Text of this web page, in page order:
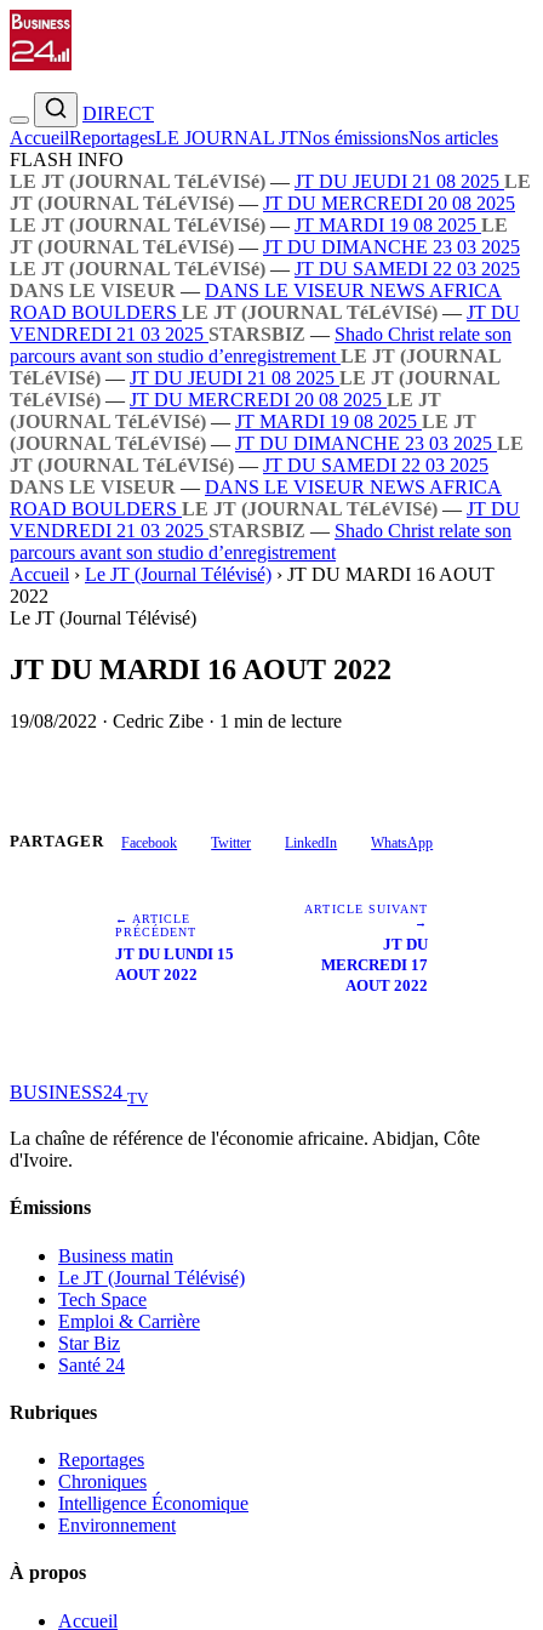
DIRECT
AccueilReportagesLE JOURNAL JTNos émissionsNos articles
FLASH INFO
LE JT (JOURNAL TéLéVISé) — JT DU JEUDI 21 08 2025 LE
JT (JOURNAL TéLéVISé) — JT DU MERCREDI 20 08 2025
LE JT (JOURNAL TéLéVISé) — JT MARDI 19 08 2025 LE
JT (JOURNAL TéLéVISé) — JT DU DIMANCHE 23 03 2025
LE JT (JOURNAL TéLéVISé) — JT DU SAMEDI 22 03 2025
DANS LE VISEUR — DANS LE VISEUR NEWS AFRICA
ROAD BOULDERS LE JT (JOURNAL TéLéVISé) — JT DU
VENDREDI 21 03 2025 STARSBIZ — Shado Christ relate son
parcours avant son studio d’enregistrement LE JT (JOURNAL
TéLéVISé) — JT DU JEUDI 21 08 2025 LE JT (JOURNAL
TéLéVISé) — JT DU MERCREDI 20 08 2025 LE JT
(JOURNAL TéLéVISé) — JT MARDI 19 08 2025 LE JT
(JOURNAL TéLéVISé) — JT DU DIMANCHE 23 03 2025 LE
JT (JOURNAL TéLéVISé) — JT DU SAMEDI 22 03 2025
DANS LE VISEUR — DANS LE VISEUR NEWS AFRICA
ROAD BOULDERS LE JT (JOURNAL TéLéVISé) — JT DU
VENDREDI 21 03 2025 STARSBIZ — Shado Christ relate son
parcours avant son studio d’enregistrement
Accueil › Le JT (Journal Télévisé) › JT DU MARDI 16 AOUT
2022
Le JT (Journal Télévisé)
JT DU MARDI 16 AOUT 2022
19/08/2022 · Cedric Zibe · 1 min de lecture
PARTAGER Facebook Twitter LinkedIn WhatsApp
← ARTICLE
PRÉCÉDENT
JT DU LUNDI 15
AOUT 2022
ARTICLE SUIVANT
→
JT DU
MERCREDI 17
AOUT 2022
BUSINESS24 TV
La chaîne de référence de l'économie africaine. Abidjan, Côte
d'Ivoire.
Émissions
Business matin
Le JT (Journal Télévisé)
Tech Space
Emploi & Carrière
Star Biz
Santé 24
Rubriques
Reportages
Chroniques
Intelligence Économique
Environnement
À propos
Accueil